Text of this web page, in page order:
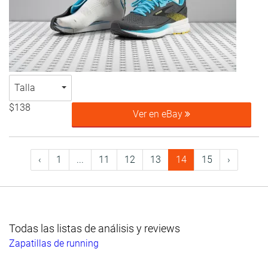
Talla
$138
Ver en eBay
‹ 1 ... 11 12 13 14 15 ›
Todas las listas de análisis y reviews
Zapatillas de running